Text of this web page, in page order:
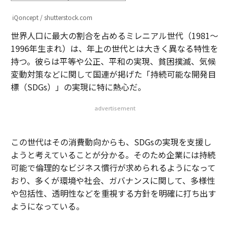
iQoncept / shutterstock.com
世界人口に最大の割合を占めるミレニアル世代（1981～
1996年生まれ）は、年上の世代とは大きく異なる特性を
持つ。彼らは平等や公正、平和の実現、貧困撲滅、気候
変動対策などに関して国連が掲げた「持続可能な開発目
標（SDGs）」の実現に特に熱心だ。
advertisement
この世代はその消費動向からも、SDGsの実現を支援し
ようと考えていることが分かる。そのため企業には持続
可能で倫理的なビジネス慣行が求められるようになって
おり、多くが環境や社会、ガバナンスに関して、多様性
や包括性、透明性などを重視する方針を明確に打ち出す
ようになっている。